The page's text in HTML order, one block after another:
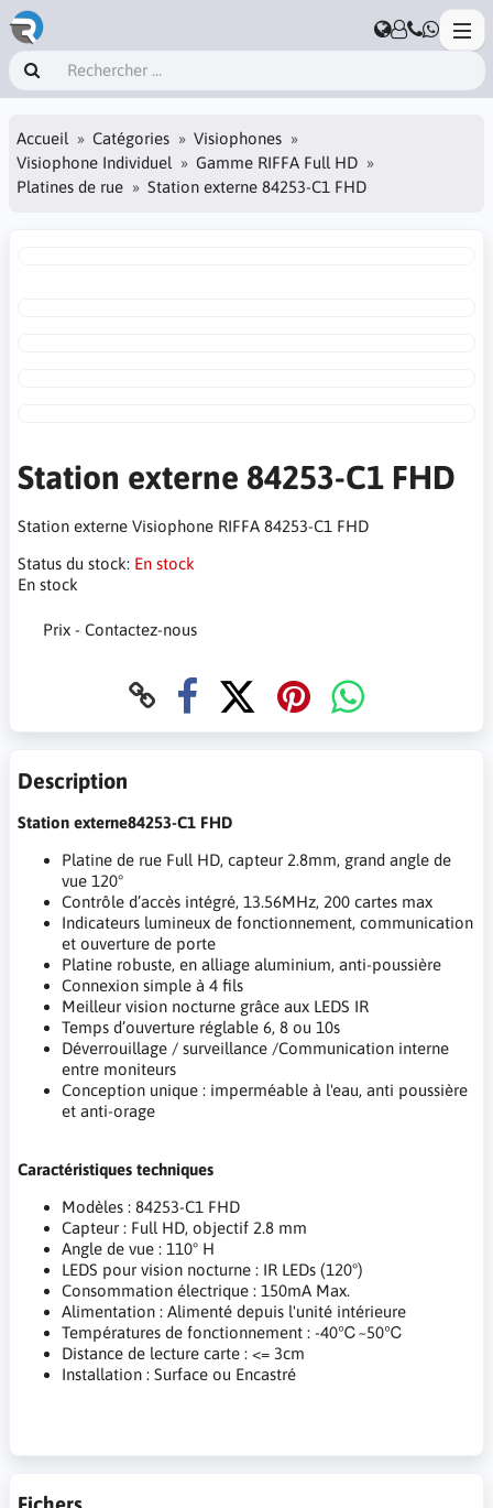
Accueil Catégories
Visiophones
Visiophone Individuel
Gamme RIFFA Full HD
Platines de rue
Station externe 84253-C1 FHD
Station externe 84253-C1 FHD
Station externe Visiophone RIFFA 84253-C1 FHD
Status du stock: En stock
En stock
Prix - Contactez-nous
Description
Station externe84253-C1 FHD
Platine de rue Full HD, capteur 2.8mm, grand angle de
vue 120°
Contrôle d’accès intégré, 13.56MHz, 200 cartes max
Indicateurs lumineux de fonctionnement, communication
et ouverture de porte
Platine robuste, en alliage aluminium, anti-poussière
Connexion simple à 4 fils
Meilleur vision nocturne grâce aux LEDS IR
Temps d’ouverture réglable 6, 8 ou 10s
Déverrouillage / surveillance /Communication interne
entre moniteurs
Conception unique : imperméable à l'eau, anti poussière
et anti-orage
Caractéristiques techniques
Modèles : 84253-C1 FHD
Capteur : Full HD, objectif 2.8 mm
Angle de vue : 110° H
LEDS pour vision nocturne : IR LEDs (120°)
Consommation électrique : 150mA Max.
Alimentation : Alimenté depuis l'unité intérieure
Températures de fonctionnement : -40℃~50℃
Distance de lecture carte : <= 3cm
Installation : Surface ou Encastré